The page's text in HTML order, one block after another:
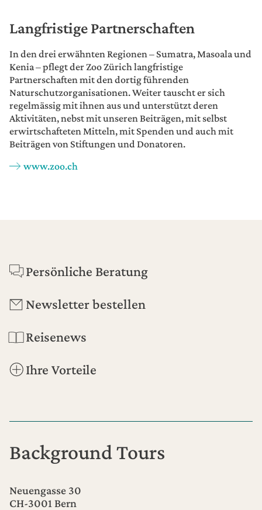
Langfristige Partnerschaften
In den drei erwähnten Regionen – Sumatra, Masoala und
Kenia – pflegt der Zoo Zürich langfristige
Partnerschaften mit den dortig führenden
Naturschutzorganisationen. Weiter tauscht er sich
regelmässig mit ihnen aus und unterstützt deren
Aktivitäten, nebst mit unseren Beiträgen, mit selbst
erwirtschafteten Mitteln, mit Spenden und auch mit
Beiträgen von Stiftungen und Donatoren.
www.zoo.ch
Persönliche Beratung
Newsletter bestellen
Reisenews
Ihre Vorteile
Background Tours
Neuengasse 30
CH-3001 Bern